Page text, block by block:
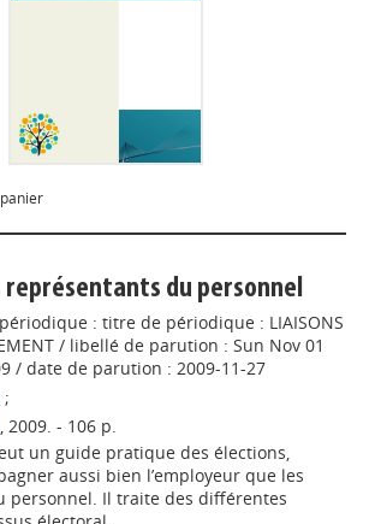
représentants du personnel
: titre de périodique : LIAISONS
/ libellé de parution : Sun Nov 01
/ date de parution : 2009-11-27
;
, 2009. - 106 p.
un guide pratique des élections,
aussi bien l’employeur que les
personnel. Il traite des différentes